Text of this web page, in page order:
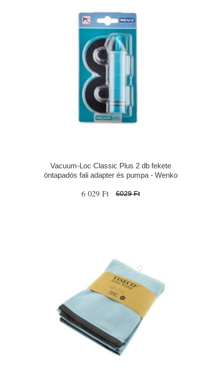
Vacuum-Loc Classic Plus 2 db fekete
öntapadós fali adapter és pumpa - Wenko
6 029 Ft 6029 Ft